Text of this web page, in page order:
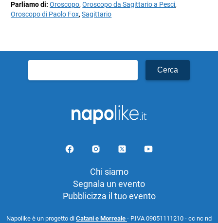
Parliamo di:Oroscopo,Oroscopo da Sagittario a Pesci,
Oroscopo di Paolo Fox,Sagittario
per:
Chi siamo
Segnala un evento
Pubblicizza il tuo evento
Napolike è un progetto di Catani e Morreale - P.IVA 09051111210 - cc nc nd